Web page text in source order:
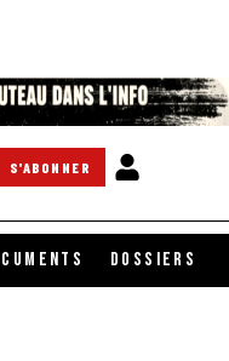
S'ABONNER
DOSSIERS